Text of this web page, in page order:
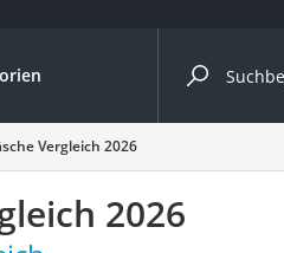
Vergleiche nach Kategorie
Vergleich 2026
2026